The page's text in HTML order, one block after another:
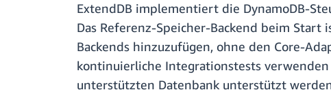
ExtendDB implementiert die DynamoDB-
Das Referenz-Speicher-Backend beim
Backends hinzuzufügen, ohne den Core-
kontinuierliche Integrationstests
unterstützten Datenbank unterstützt